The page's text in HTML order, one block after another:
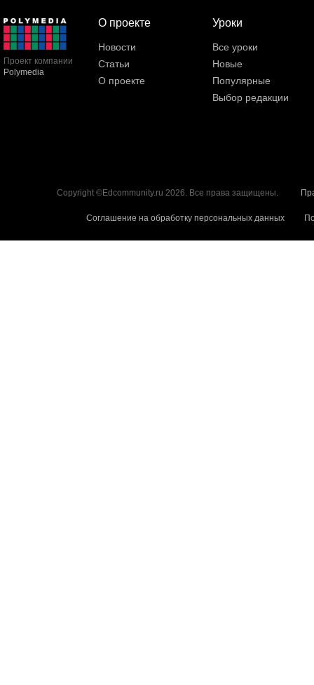
Проект компании
Polymedia
О проекте
Новости
Статьи
О проекте
Уроки
Все уроки
Новые
Популярные
Выбор редакции
Copyright ©Edcommunity.ru 2026. Все права защищены.
Соглашение на обработку персональных данных